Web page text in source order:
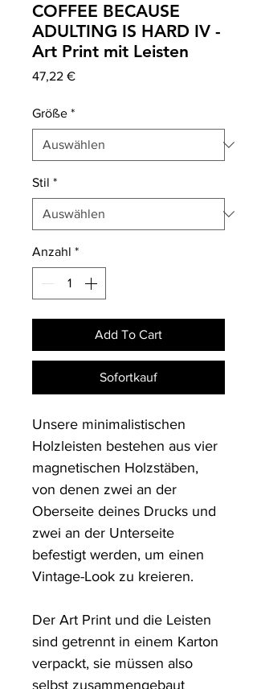
COFFEE BECAUSE
ADULTING IS HARD IV -
Art Print mit Leisten
47,22 €Preis
Größe *
Stil *
Anzahl *
Add To Cart
Sofortkauf
Unsere minimalistischen
Holzleisten bestehen aus vier
magnetischen Holzstäben,
von denen zwei an der
Oberseite deines Drucks und
zwei an der Unterseite
befestigt werden, um einen
Vintage-Look zu kreieren.
Der Art Print und die Leisten
sind getrennt in einem Karton
verpackt, sie müssen also
selbst zusammengebaut